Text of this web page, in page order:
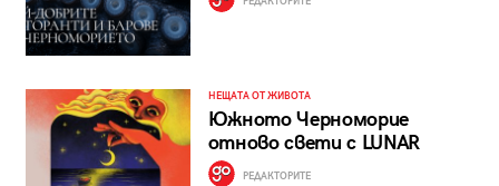
НЕЩАТА ОТ ЖИВОТА
Южното Черноморие
отново свети с LUNAR
РЕДАКТОРИТЕ